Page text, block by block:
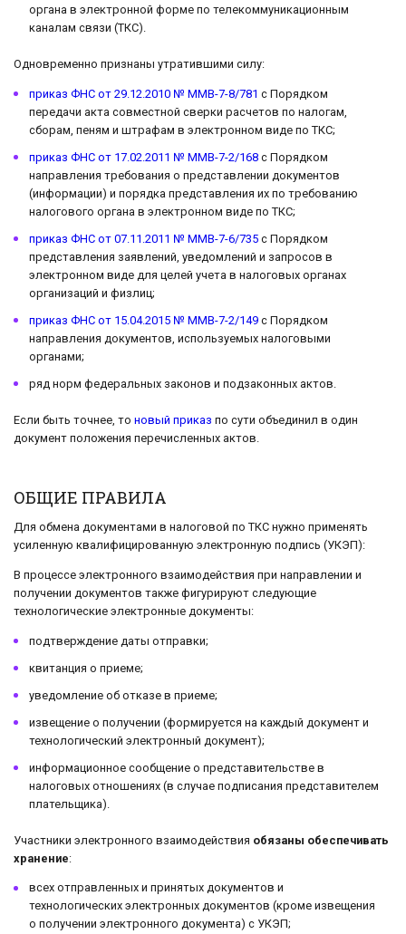
органа в электронной форме по телекоммуникационным
каналам связи (ТКС).
Одновременно признаны утратившими силу:
приказ ФНС от 29.12.2010 № ММВ-7-8/781 с Порядком
передачи акта совместной сверки расчетов по налогам,
сборам, пеням и штрафам в электронном виде по ТКС;
приказ ФНС от 17.02.2011 № ММВ-7-2/168 с Порядком
направления требования о представлении документов
(информации) и порядка представления их по требованию
налогового органа в электронном виде по ТКС;
приказ ФНС от 07.11.2011 № ММВ-7-6/735 с Порядком
представления заявлений, уведомлений и запросов в
электронном виде для целей учета в налоговых органах
организаций и физлиц;
приказ ФНС от 15.04.2015 № ММВ-7-2/149 с Порядком
направления документов, используемых налоговыми
органами;
ряд норм федеральных законов и подзаконных актов.
Если быть точнее, то новый приказ по сути объединил в один
документ положения перечисленных актов.
ОБЩИЕ ПРАВИЛА
Для обмена документами в налоговой по ТКС нужно применять
усиленную квалифицированную электронную подпись (УКЭП):
В процессе электронного взаимодействия при направлении и
получении документов также фигурируют следующие
технологические электронные документы:
подтверждение даты отправки;
квитанция о приеме;
уведомление об отказе в приеме;
извещение о получении (формируется на каждый документ и
технологический электронный документ);
информационное сообщение о представительстве в
налоговых отношениях (в случае подписания представителем
плательщика).
Участники электронного взаимодействия обязаны обеспечивать
хранение:
всех отправленных и принятых документов и
технологических электронных документов (кроме извещения
о получении электронного документа) с УКЭП;